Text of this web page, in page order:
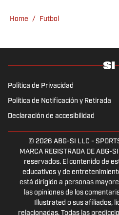
Home / Futbol
Política de Privacidad
Política de Notificación y Retirada
Declaración de accesibilidad
© 2026 ABG-SI LLC -
MARCA REGISTRADA DE ABG-
reservados. El contenido de
educativos y de
está dirigido a personas
las opiniones de los
Illustrated o sus afiliados,
relacionadas. Todas las